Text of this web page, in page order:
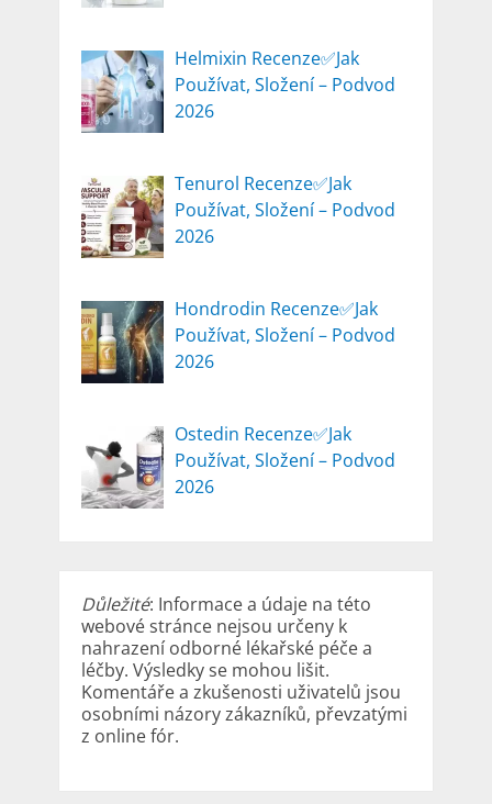
Helmixin Recenze✅Jak
Používat, Složení – Podvod
2026
Tenurol Recenze✅Jak
Používat, Složení – Podvod
2026
Hondrodin Recenze✅Jak
Používat, Složení – Podvod
2026
Ostedin Recenze✅Jak
Používat, Složení – Podvod
2026
Důležité: Informace a údaje na této
webové stránce nejsou určeny k
nahrazení odborné lékařské péče a
léčby. Výsledky se mohou lišit.
Komentáře a zkušenosti uživatelů jsou
osobními názory zákazníků, převzatými
z online fór.